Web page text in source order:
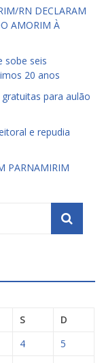
RN DECLARAM
AMORIM À
sobe seis
20 anos
para aulão
e repudia
PARNAMIRIM
S
D
4
5